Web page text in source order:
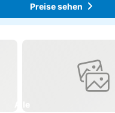
Preise sehen